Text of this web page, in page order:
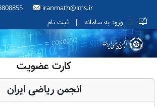
iranmath@ims.ir
|
ورود به سامانه | ثبت نام
کارت عضویت
انجمن ریاضی ایران